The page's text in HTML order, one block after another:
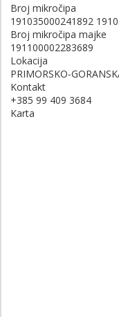
Broj mikročipa
191035000241892
Broj mikročipa majke
191100002283689
Lokacija
PRIMORSKO-
Kontakt
+385 99 409 3684
Karta